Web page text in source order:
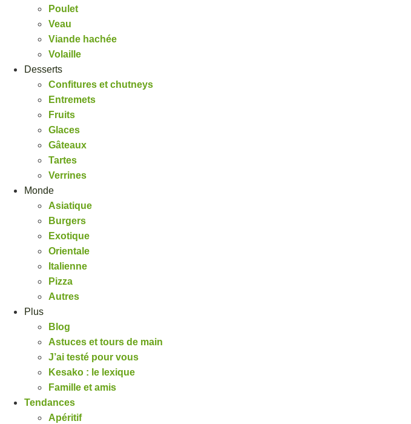
Poulet
Veau
Viande hachée
Volaille
Desserts
Confitures et chutneys
Entremets
Fruits
Glaces
Gâteaux
Tartes
Verrines
Monde
Asiatique
Burgers
Exotique
Orientale
Italienne
Pizza
Autres
Plus
Blog
Astuces et tours de main
J’ai testé pour vous
Kesako : le lexique
Famille et amis
Tendances
Apéritif